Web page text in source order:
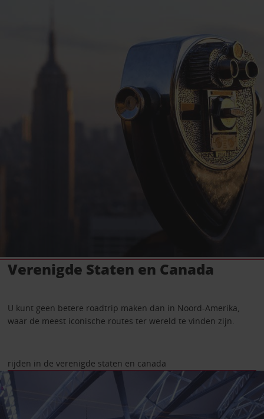
Verenigde Staten en Canada
U kunt geen betere roadtrip maken dan in Noord-Amerika,
waar de meest iconische routes ter wereld te vinden zijn.
rijden in de verenigde staten en canada